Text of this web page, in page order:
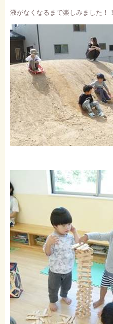
液がなくなるまで楽しみました！！